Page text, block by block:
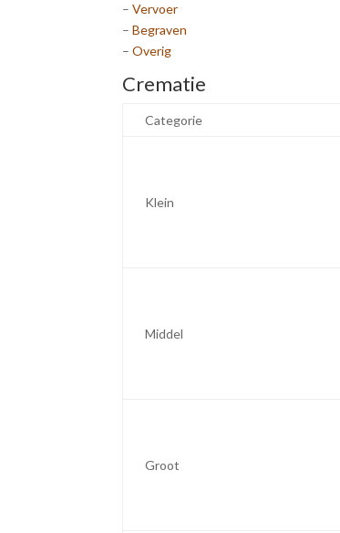
–Vervoer
–Begraven
–Overig
Crematie
Categorie
Klein
Middel
Groot